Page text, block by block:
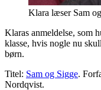
Klara læser Sam
Klaras anmeldelse, som
klasse, hvis nogle nu
børn.
Titel: Sam og Sigge.
Nordqvist.